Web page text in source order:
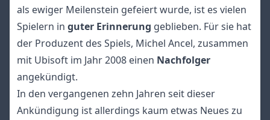
als ewiger Meilenstein gefeiert wurde, ist es vielen
Spielern in guter Erinnerung geblieben. Für sie hat
der Produzent des Spiels, Michel Ancel, zusammen
mit Ubisoft im Jahr 2008 einen Nachfolger
angekündigt.
In den vergangenen zehn Jahren seit dieser
Ankündigung ist allerdings kaum etwas Neues zu